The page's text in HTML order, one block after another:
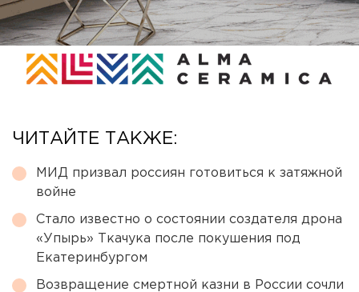
ЧИТАЙТЕ ТАКЖЕ:
МИД призвал россиян готовиться к затяжной
войне
Стало известно о состоянии создателя дрона
«Упырь» Ткачука после покушения под
Екатеринбургом
Возвращение смертной казни в России сочли